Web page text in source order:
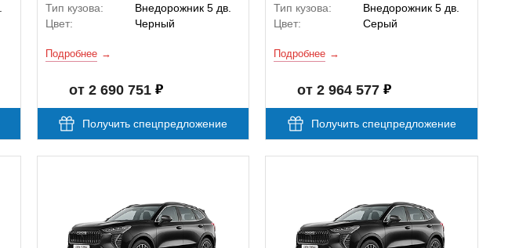
Тип кузова:
Внедорожник 5 дв.
Цвет:
Черный
Подробнее
от 2 690 751
Получить спецпредложение
Тип кузова:
Внедорожник 5 дв.
Цвет:
Серый
Подробнее
от 2 964 577
Получить спецпредложение